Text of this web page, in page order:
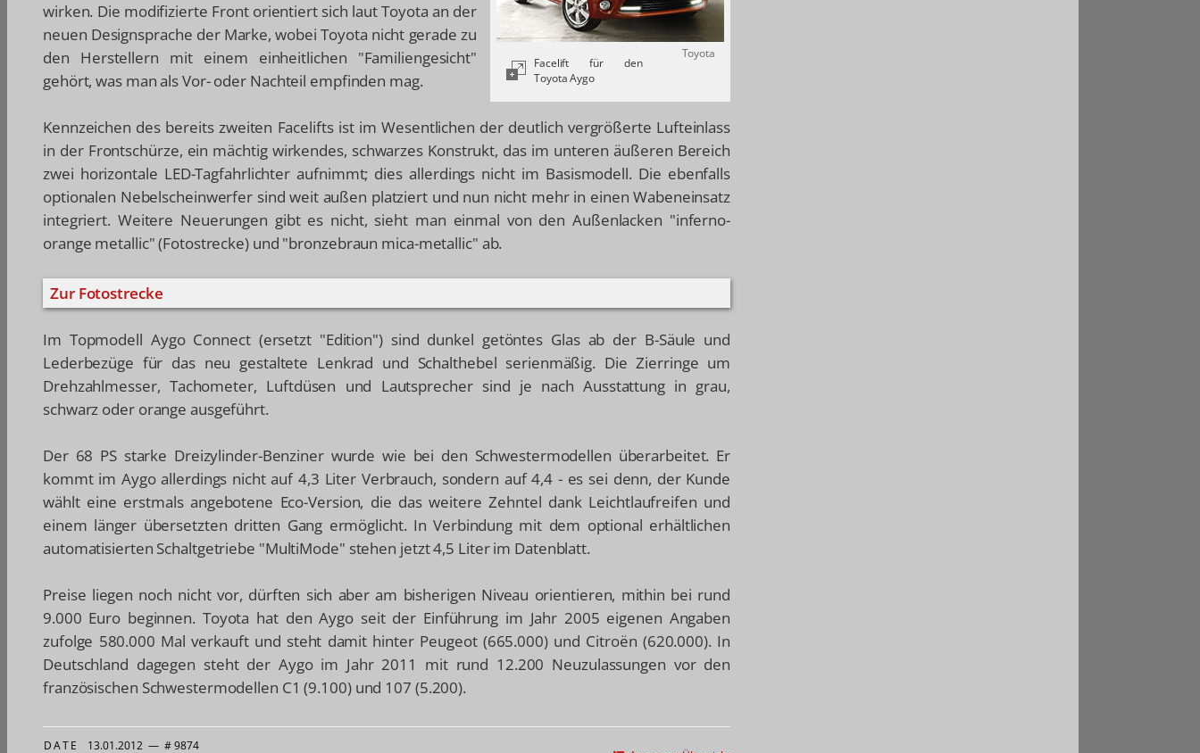
Toyota
Facelift für den
Toyota Aygo
wirken. Die modifizierte Front orientiert sich laut Toyota an der
neuen Designsprache der Marke, wobei Toyota nicht gerade zu
den Herstellern mit einem einheitlichen "Familiengesicht"
gehört, was man als Vor- oder Nachteil empfinden mag.
Kennzeichen des bereits zweiten Facelifts ist im Wesentlichen der deutlich vergrößerte Lufteinlass
in der Frontschürze, ein mächtig wirkendes, schwarzes Konstrukt, das im unteren äußeren Bereich
zwei horizontale LED-Tagfahrlichter aufnimmt; dies allerdings nicht im Basismodell. Die ebenfalls
optionalen Nebelscheinwerfer sind weit außen platziert und nun nicht mehr in einen Wabeneinsatz
integriert. Weitere Neuerungen gibt es nicht, sieht man einmal von den Außenlacken "inferno-
orange metallic" (Fotostrecke) und "bronzebraun mica-metallic" ab.
Zur Fotostrecke
Im Topmodell Aygo Connect (ersetzt "Edition") sind dunkel getöntes Glas ab der B-Säule und
Lederbezüge für das neu gestaltete Lenkrad und Schalthebel serienmäßig. Die Zierringe um
Drehzahlmesser, Tachometer, Luftdüsen und Lautsprecher sind je nach Ausstattung in grau,
schwarz oder orange ausgeführt.
Der 68 PS starke Dreizylinder-Benziner wurde wie bei den Schwestermodellen überarbeitet. Er
kommt im Aygo allerdings nicht auf 4,3 Liter Verbrauch, sondern auf 4,4 - es sei denn, der Kunde
wählt eine erstmals angebotene Eco-Version, die das weitere Zehntel dank Leichtlaufreifen und
einem länger übersetzten dritten Gang ermöglicht. In Verbindung mit dem optional erhältlichen
automatisierten Schaltgetriebe "MultiMode" stehen jetzt 4,5 Liter im Datenblatt.
Preise liegen noch nicht vor, dürften sich aber am bisherigen Niveau orientieren, mithin bei rund
9.000 Euro beginnen. Toyota hat den Aygo seit der Einführung im Jahr 2005 eigenen Angaben
zufolge 580.000 Mal verkauft und steht damit hinter Peugeot (665.000) und Citroën (620.000). In
Deutschland dagegen steht der Aygo im Jahr 2011 mit rund 12.200 Neuzulassungen vor den
französischen Schwestermodellen C1 (9.100) und 107 (5.200).
DATE 13.01.2012 — # 9874